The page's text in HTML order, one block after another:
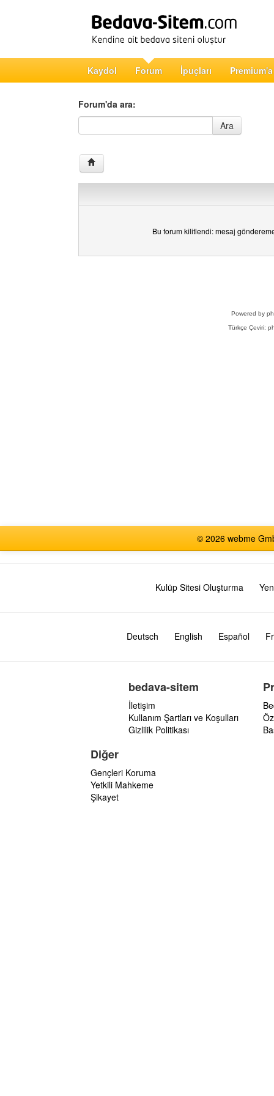
Kaydol Forum İpuçları
Forum'da ara:
Forum'da ara
Ara
Bu forum kilitlendi: mesaj
Powered by
Türkçe Çeviri:
© 2026 webme
Kulüp Sitesi Oluşturma
Deutsch English Español
bedava-sitem
İletişim
Kullanım Şartları ve Koşulları
Gizlilik Politikası
Diğer
Gençleri Koruma
Yetkili Mahkeme
Şikayet